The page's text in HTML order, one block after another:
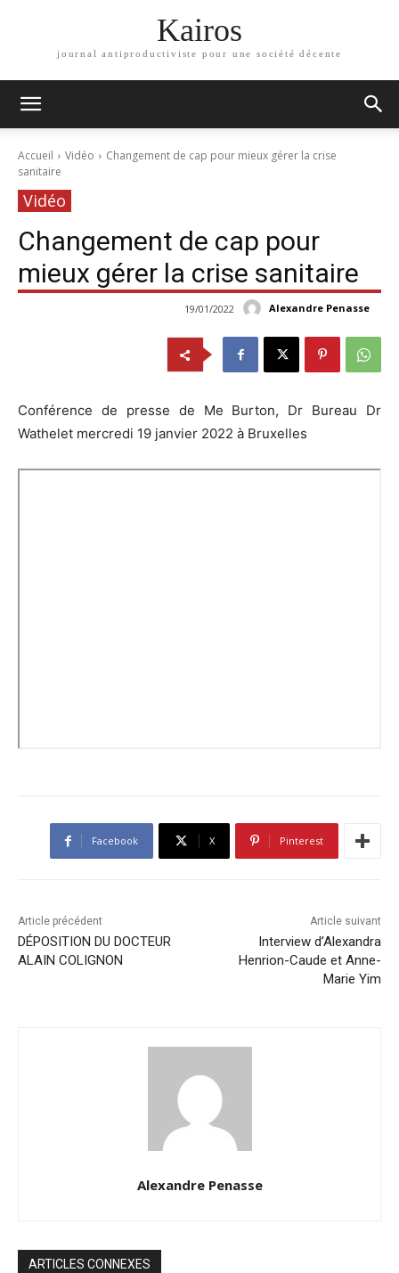
Kairos
journal antiproductiviste pour une société décente
Accueil Vidéo
Changement de cap pour mieux gérer la crise
sanitaire
Vidéo
Changement de cap pour
mieux gérer la crise sanitaire
Alexandre Penasse
19/01/2022
Conférence de presse de Me Burton, Dr Bureau Dr
Wathelet mercredi 19 janvier 2022 à Bruxelles
Facebook X Pinterest
Article précédent
DÉPOSITION DU DOCTEUR
ALAIN COLIGNON
Article suivant
Interview d’Alexandra
Henrion-Caude et Anne-
Marie Yim
Alexandre Penasse
ARTICLES CONNEXES